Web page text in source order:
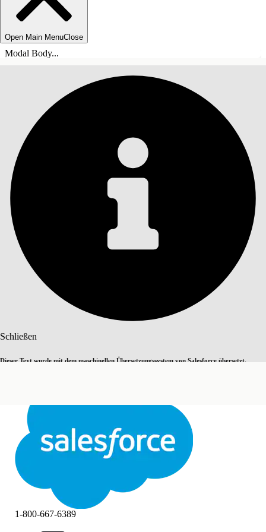
Open Main MenuClose
Modal Body...
Schließen
Dieser Text wurde mit dem maschinellen Übersetzungssystem von Salesforce übersetzt.
Schließen
INHALT
1-800-667-6389